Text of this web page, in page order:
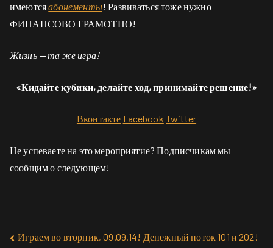
имеютсяабонементы! Развиваться тоже нужно
ФИНАНСОВО ГРАМОТНО!
Жизнь — та же игра!
«Кидайте кубики, делайте ход, принимайте решение!»
Вконтакте Facebook Twitter
Не успеваете на это мероприятие? Подписчикам мы
сообщим о следующем!
Играем во вторник, 09.09.14! Денежный поток 101 и 202!